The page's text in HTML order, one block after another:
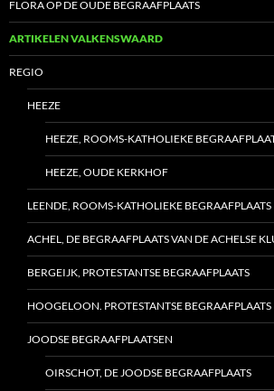
FLORA OP DE OUDE BEGRAAFPLAATS
ARTIKELEN VALKENSWAARD
REGIO
HEEZE
HEEZE, ROOMS-KATHOLIEKE
HEEZE, OUDE KERKHOF
LEENDE, ROOMS-KATHOLIEKE BEGRAAFPLAATS
ACHEL, DE BEGRAAFPLAATS VAN DE ACHELSE
BERGEIJK, PROTESTANTSE BEGRAAFPLAATS
HOOGELOON. PROTESTANTSE BEGRAAFPLAATS
JOODSE BEGRAAFPLAATSEN
OIRSCHOT, DE JOODSE BEGRAAFPLAATS